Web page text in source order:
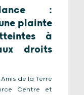
:
plainte
à
droits
de la Terre
Centre et